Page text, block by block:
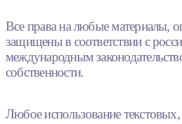
Все права на любые материалы,
защищены в соответствии с
международным
собственности.
Любое использование